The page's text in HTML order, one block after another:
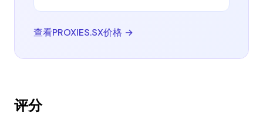
查看PROXIES.SX价格 →
评分